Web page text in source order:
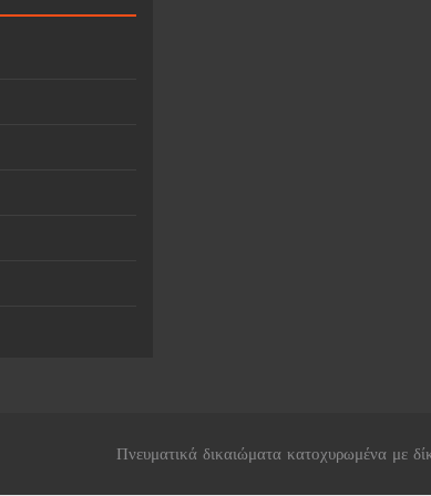
Πνευματικά δικαιώματα κατοχυρωμένα με